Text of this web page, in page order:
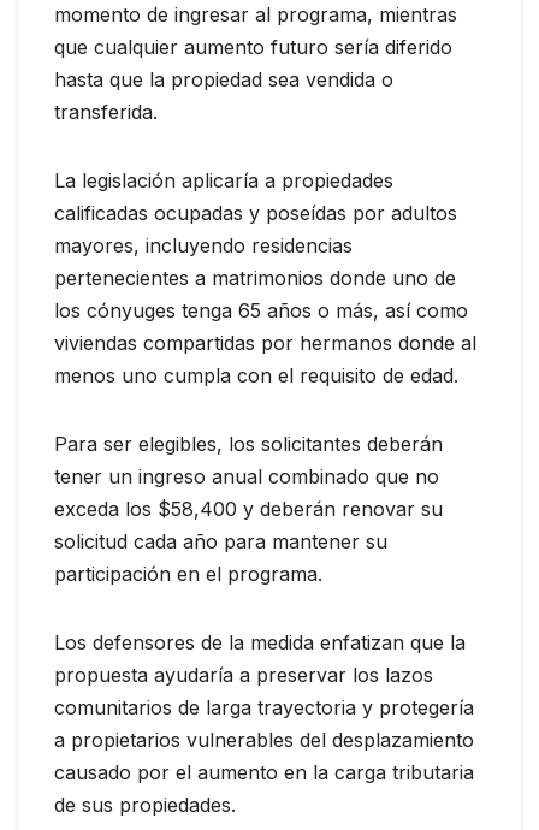
momento de ingresar al programa, mientras
que cualquier aumento futuro sería diferido
hasta que la propiedad sea vendida o
transferida.
La legislación aplicaría a propiedades
calificadas ocupadas y poseídas por adultos
mayores, incluyendo residencias
pertenecientes a matrimonios donde uno de
los cónyuges tenga 65 años o más, así como
viviendas compartidas por hermanos donde al
menos uno cumpla con el requisito de edad.
Para ser elegibles, los solicitantes deberán
tener un ingreso anual combinado que no
exceda los $58,400 y deberán renovar su
solicitud cada año para mantener su
participación en el programa.
Los defensores de la medida enfatizan que la
propuesta ayudaría a preservar los lazos
comunitarios de larga trayectoria y protegería
a propietarios vulnerables del desplazamiento
causado por el aumento en la carga tributaria
de sus propiedades.